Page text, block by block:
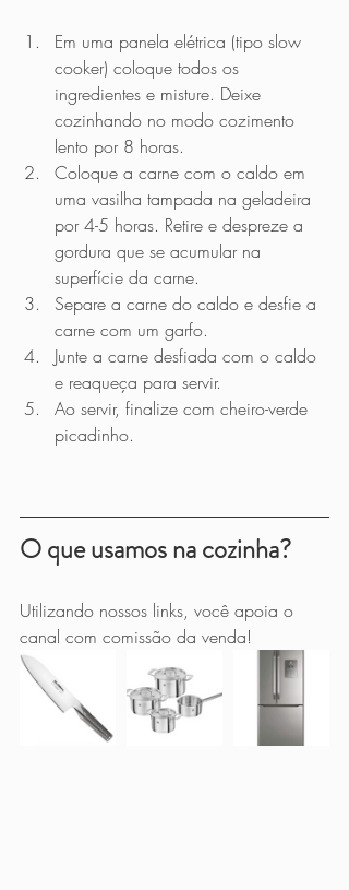
Em uma panela elétrica (tipo slow
cooker) coloque todos os
ingredientes e misture. Deixe
cozinhando no modo cozimento
lento por 8 horas.
Coloque a carne com o caldo em
uma vasilha tampada na geladeira
por 4-5 horas. Retire e despreze a
gordura que se acumular na
superfície da carne.
Separe a carne do caldo e desfie a
carne com um garfo.
Junte a carne desfiada com o caldo
e reaqueça para servir.
Ao servir, finalize com cheiro-verde
picadinho.
O que usamos na cozinha?
Utilizando nossos links, você apoia o
canal com comissão da venda!